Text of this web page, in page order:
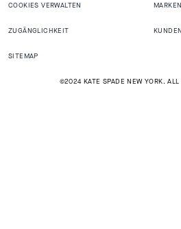
COOKIES VERWALTEN
ZUGÄNGLICHKEIT
SITEMAP
©2024 KATE SPADE NEW YORK. ALL